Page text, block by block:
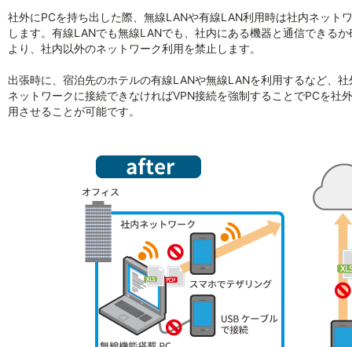
社外にPCを持ち出した際、無線LANや有線LAN利用時は社内ネット
します。有線LANでも無線LANでも、社内にある機器と通信できる
より、社内以外のネットワーク利用を禁止します。
出張時に、宿泊先のホテルの有線LANや無線LANを利用するなど、
ネットワークに接続できなければVPN接続を強制することでPCを社
用させることが可能です。